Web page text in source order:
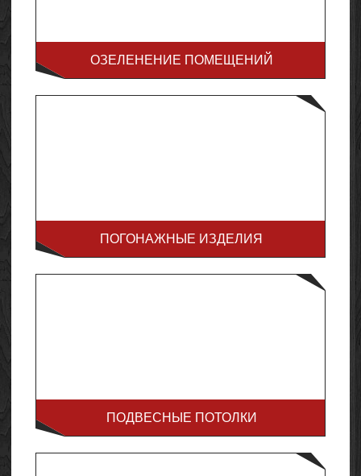
ОЗЕЛЕНЕНИЕ ПОМЕЩЕНИЙ
ПОГОНАЖНЫЕ ИЗДЕЛИЯ
ПОДВЕСНЫЕ ПОТОЛКИ